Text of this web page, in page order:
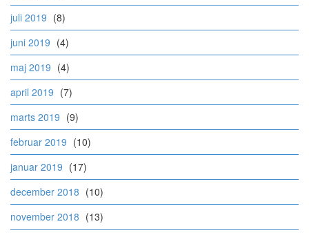
juli 2019 (8)
juni 2019 (4)
maj 2019 (4)
april 2019 (7)
marts 2019 (9)
februar 2019 (10)
januar 2019 (17)
december 2018 (10)
november 2018 (13)